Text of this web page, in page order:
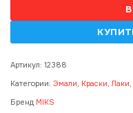
Артикул: 12388
Категории: Эмали, Краски, Лаки,
Бренд MIKS